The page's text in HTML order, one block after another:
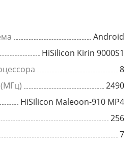
Android
HiSilicon Kirin 9000S1
8
2490
HiSilicon Maleoon-910 MP4
256
7